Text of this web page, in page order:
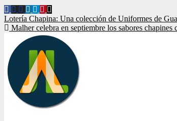
Navegación
de
entradas
Lotería Chapina: Una colección de Uniformes de
Malher celebra en septiembre los sabores